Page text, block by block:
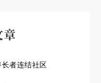
章
者连结社区